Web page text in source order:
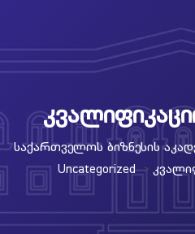
Საქართველოს Ბიზნესის
Uncategorized >